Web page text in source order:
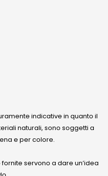
indicative in quanto il
naturali, sono soggetti a
e per colore.
servono a dare un’idea